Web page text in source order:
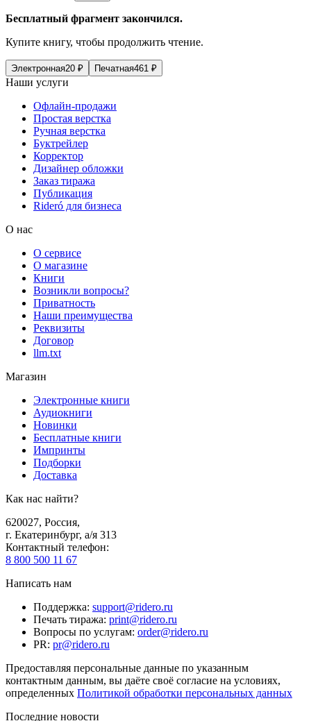
Бесплатный фрагмент закончился.
Купите книгу, чтобы продолжить чтение.
Электронная20 ₽ Печатная461 ₽
Наши услуги
Офлайн-продажи
Простая верстка
Ручная верстка
Буктрейлер
Корректор
Дизайнер обложки
Заказ тиража
Публикация
Rideró для бизнеса
О нас
О сервисе
О магазине
Книги
Возникли вопросы?
Приватность
Наши преимущества
Реквизиты
Договор
llm.txt
Магазин
Электронные книги
Аудиокниги
Новинки
Бесплатные книги
Импринты
Подборки
Доставка
Как нас найти?
620027, Россия,
г. Екатеринбург, а/я 313
Контактный телефон:
8 800 500 11 67
Написать нам
Поддержка: support@ridero.ru
Печать тиража: print@ridero.ru
Вопросы по услугам: order@ridero.ru
PR: pr@ridero.ru
Предоставляя персональные данные по указанным
контактным данным, вы даёте своё согласие на условиях,
определенных Политикой обработки персональных данных
Последние новости